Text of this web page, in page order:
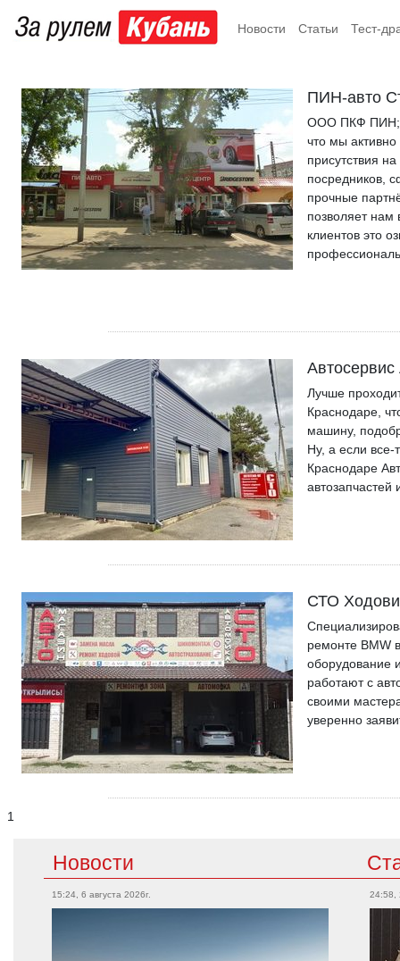
Новости Статьи Тест-
ПИН-авто
ООО ПКФ ПИН;
что мы
присутствия
посредников,
прочные
позволяет нам
клиентов это
Лучше
Краснодаре,
машину,
Ну, а если все-
Краснодаре
автозапчастей
СТО
ремонте BMW
оборудование
работают с
своими
уверенно
1
Новости
15:24, 6 августа 2026г. 24:58,